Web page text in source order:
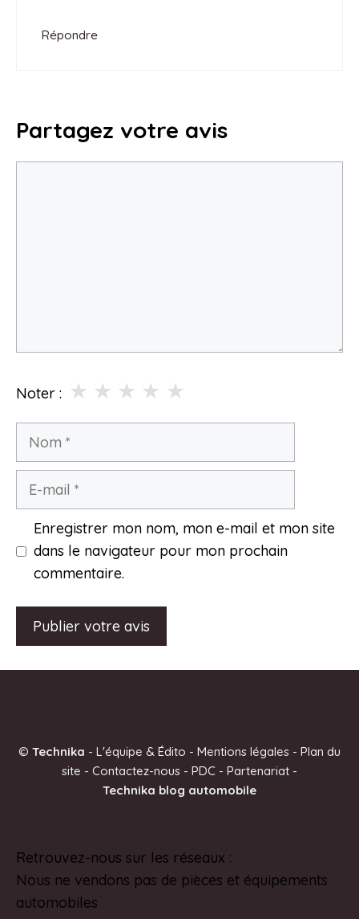
Répondre
Partagez votre avis
Noter : ★
★
★
★
★
Nom
Enregistrer mon nom, mon e-mail et mon site
dans le navigateur pour mon prochain
commentaire.
r
v
e
:
© Technika - L'équipe & Édito - Mentions légales - Plan du
site - Contactez-nous - PDC - Partenariat -
Technika blog automobile
Retrouvez-nous sur les réseaux :
Nous ne vendons pas de pièces et équipements
automobiles